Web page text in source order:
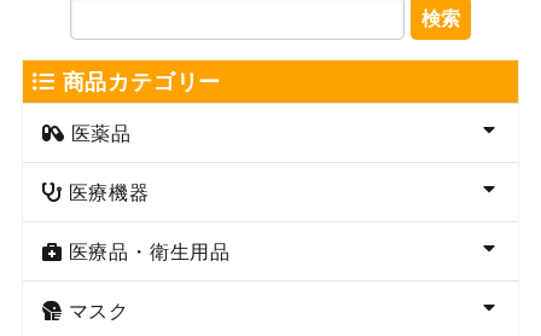
検索
商品カテゴリー
医薬品
医療機器
医療品・衛生用品
マスク